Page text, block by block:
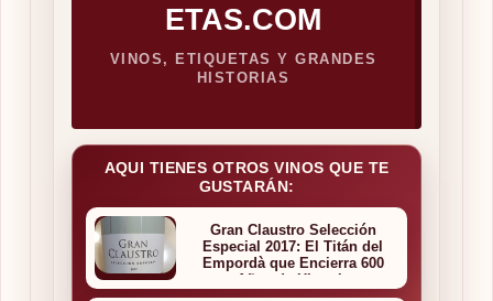
ETAS.COM
VINOS, ETIQUETAS Y GRANDES
HISTORIAS
AQUI TIENES OTROS VINOS QUE TE
GUSTARÁN:
Gran Claustro Selección
Especial 2017: El Titán del
Empordà que Encierra 600
Años de Historia